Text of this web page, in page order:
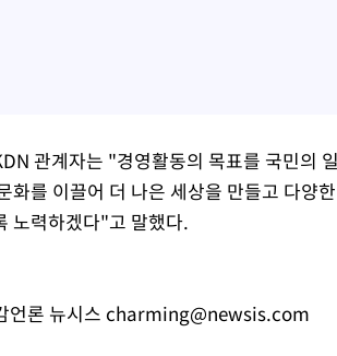
관계자는 "경영활동의 목표를 국민의
화를 이끌어 더 나은 세상을 만들고 다양
노력하겠다"고 말했다.
론 뉴시스charming@newsis.com